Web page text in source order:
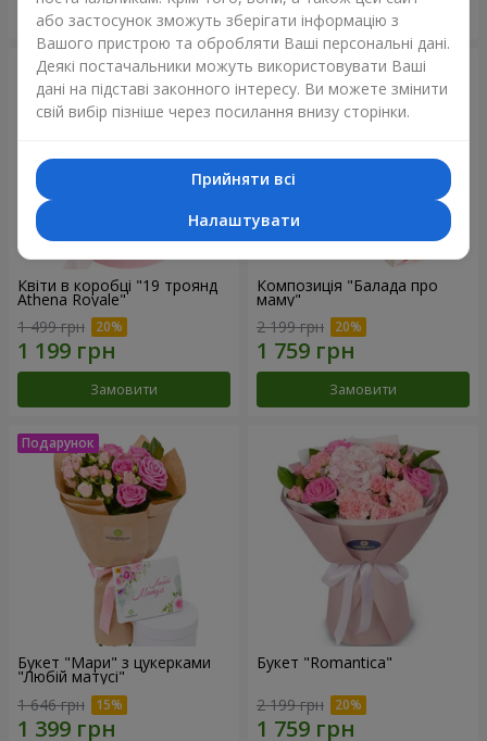
Замовити
Квіти в коробці "19 троянд
Athena Royale"
1 499 грн
Замовити
Композиція "Балада про
маму"
2 199 грн
Замовити
Букет "Мари" з цукерками
"Любій матусі"
1 646 грн
Букет "Romantica"
2 199 грн
або застосунок зможуть зберігати інформацію з
Вашого пристрою та обробляти Ваші персональні дані.
Деякі постачальники можуть використовувати Ваші
дані на підставі законного інтересу. Ви можете змінити
свій вибір пізніше через посилання внизу сторінки.
Прийняти всі
Налаштувати